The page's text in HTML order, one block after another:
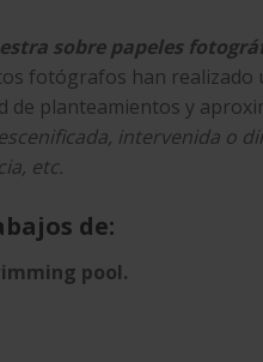
sobre papeles
fotógrafos han
de planteamientos y
intervenida o
etc.
de:
pool.